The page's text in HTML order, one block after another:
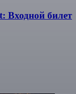
Входной билет